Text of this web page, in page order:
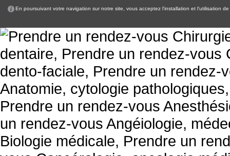
En poursuivant votre navigation sur notre site, vous acceptez l'installation et l'utilisation